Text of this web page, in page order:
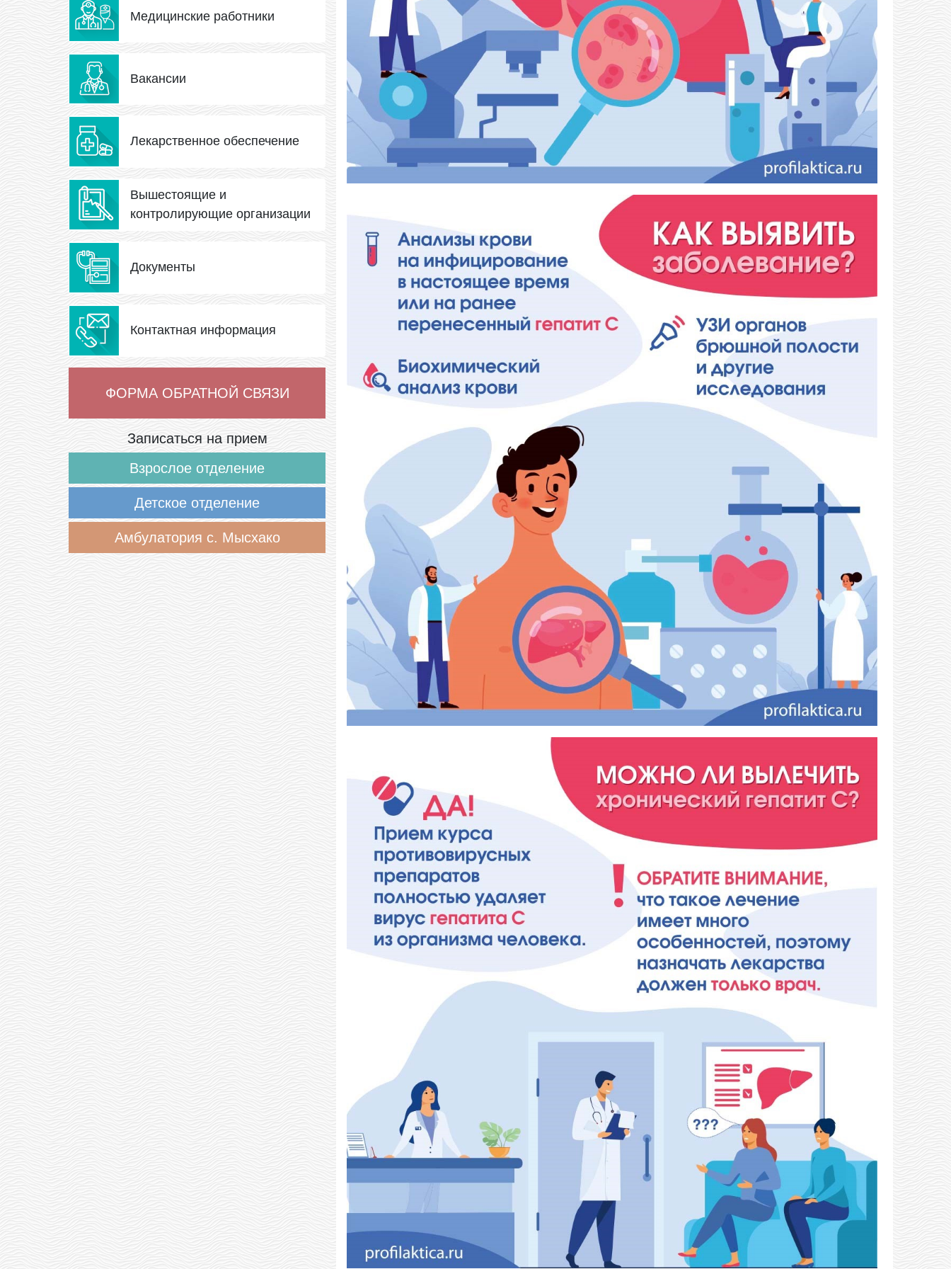
Медицинские работники
Вакансии
Лекарственное обеспечение
Вышестоящие и
контролирующие организации
Документы
Контактная информация
ФОРМА ОБРАТНОЙ СВЯЗИ
Записаться на прием
Взрослое отделение
Детское отделение
Амбулатория с. Мысхако